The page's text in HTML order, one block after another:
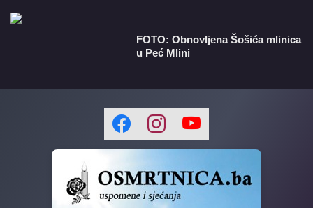
FOTO: Obnovljena Šošića mlinica
u Peć Mlini